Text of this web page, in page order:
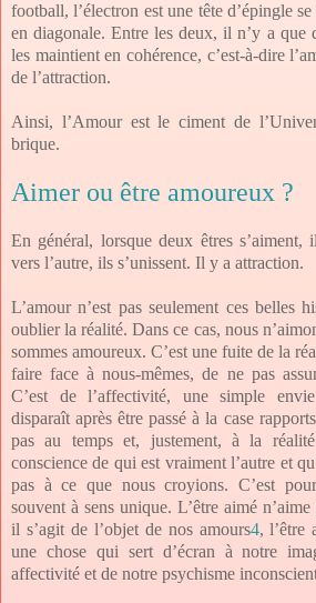
football, l’électron est une tête d’épingle
en diagonale. Entre les deux, il n’y a que
les maintient en cohérence, c’est-à-dire
de l’attraction.
Ainsi, l’Amour est le ciment de
brique.
Aimer ou être amoureux ?
En général, lorsque deux êtres s’aiment,
vers l’autre, ils s’unissent. Il y a attraction.
L’amour n’est pas seulement ces belles
oublier la réalité. Dans ce cas, nous
sommes amoureux. C’est une fuite de la
faire face à nous-mêmes, de ne pas
C’est de l’affectivité, une simple
disparaît après être passé à la case
pas au temps et, justement, à la
conscience de qui est vraiment l’autre et
pas à ce que nous croyions. C’est
souvent à sens unique. L’être aimé
il s’agit de l’objet de nos amours4, l’être
une chose qui sert d’écran à notre
affectivité et de notre psychisme